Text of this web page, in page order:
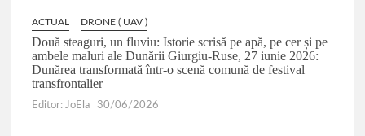
ACTUAL DRONE ( UAV )
Două steaguri, un fluviu: Istorie scrisă pe apă, pe cer și pe
ambele maluri ale Dunării Giurgiu-Ruse, 27 iunie 2026:
Dunărea transformată într-o scenă comună de festival
transfrontalier
Editor: JoEla 30/06/2026